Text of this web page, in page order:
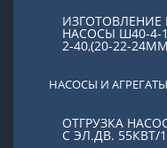
НАСОСЫ Ш40-4-
2-40,(20-22-
НАСОСЫ И
ОТГРУЗКА
С ЭЛ.ДВ.